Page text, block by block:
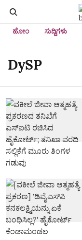
ಹೋಂ ಸುದ್ದಿಗಳು
DySP